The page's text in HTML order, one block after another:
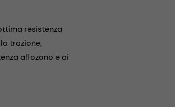
resistenza
trazione,
all'ozono e ai